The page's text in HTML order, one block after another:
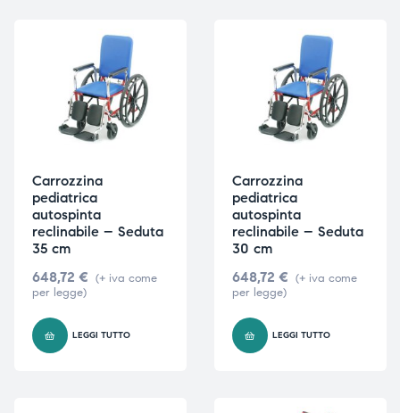
Carrozzina
pediatrica
autospinta
reclinabile – Seduta
35 cm
648,72 € (+ iva come
per legge)
LEGGI TUTTO
Carrozzina
pediatrica
autospinta
reclinabile – Seduta
30 cm
648,72 € (+ iva come
per legge)
LEGGI TUTTO